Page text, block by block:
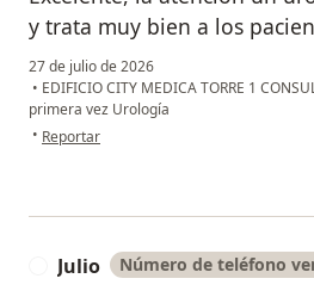
y trata muy bien a los
27 de julio de 2026
• EDIFICIO CITY MEDICA TORRE 1
primera vez Urología
• en opinión del usuario Cruz Vásquez
Reportar
Julio Número de teléfono